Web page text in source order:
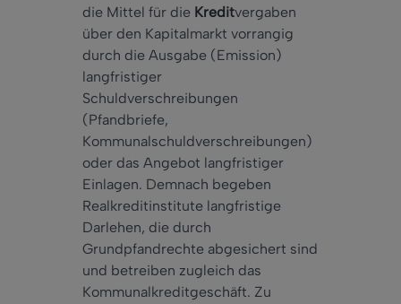
die Mittel für die Kreditvergaben
über den Kapitalmarkt vorrangig
durch die Ausgabe (Emission)
langfristiger
Schuldverschreibungen
(Pfandbriefe,
Kommunalschuldverschreibungen)
oder das Angebot langfristiger
Einlagen. Demnach begeben
Realkreditinstitute langfristige
Darlehen, die durch
Grundpfandrechte abgesichert sind
und betreiben zugleich das
Kommunalkreditgeschäft. Zu